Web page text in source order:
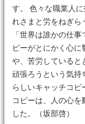
す。 色々な職業人
れさまと労をねぎら
「世界は誰かの仕
ピーがとにかく心に
や、苦労していると
頑張ろうという気持
らしいキャッチコピ
コピーは、人の心を
した。（坂部啓）